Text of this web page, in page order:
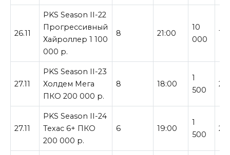
26.11
PKS Season II-22
Прогрессивный
Хайроллер 1 100
000 р.
8 21:00
10
000
1
27.11
PKS Season II-23
Холдем Мега
ПКО 200 000 р.
8 18:00
1
500
27.11
PKS Season II-24
Техас 6+ ПКО
200 000 р.
6 19:00
1
500